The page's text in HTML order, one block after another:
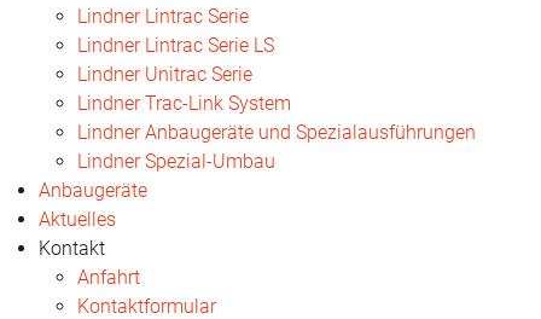
Lindner Lintrac Serie
Lindner Lintrac Serie LS
Lindner Unitrac Serie
Lindner Trac-Link System
Lindner Anbaugeräte und Spezialausführungen
Lindner Spezial-Umbau
Anbaugeräte
Aktuelles
Kontakt
Anfahrt
Kontaktformular